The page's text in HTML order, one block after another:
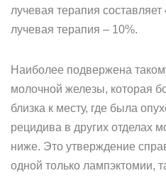
лучевая терапия
лучевая терапия – 10%.
Наиболее подвержена
молочной железы, которая
близка к месту, где была
рецидива в других отделах
ниже. Это утверждение
одной только лампэктомии,